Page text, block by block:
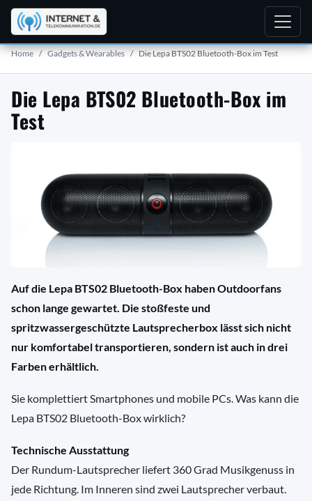
Home Gadgets & Wearables Die Lepa BTS02 Bluetooth-Box im Test
Die Lepa BTS02 Bluetooth-Box im
Test
Auf die Lepa BTS02 Bluetooth-Box haben Outdoorfans
schon lange gewartet. Die stoßfeste und
spritzwassergeschützte Lautsprecherbox lässt sich nicht
nur komfortabel transportieren, sondern ist auch in drei
Farben erhältlich.
Sie komplettiert Smartphones und mobile PCs. Was kann die
Lepa BTS02 Bluetooth-Box wirklich?
Technische Ausstattung
Der Rundum-Lautsprecher liefert 360 Grad Musikgenuss in
jede Richtung. Im Inneren sind zwei Lautsprecher verbaut.